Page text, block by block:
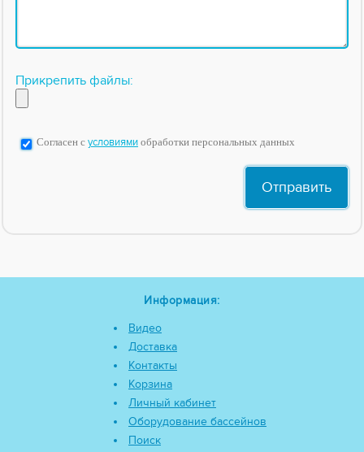
Прикрепить файлы:
Согласен с условиями обработки персональных данных
Информация:
Видео
Доставка
Контакты
Корзина
Личный кабинет
Оборудование бассейнов
Поиск